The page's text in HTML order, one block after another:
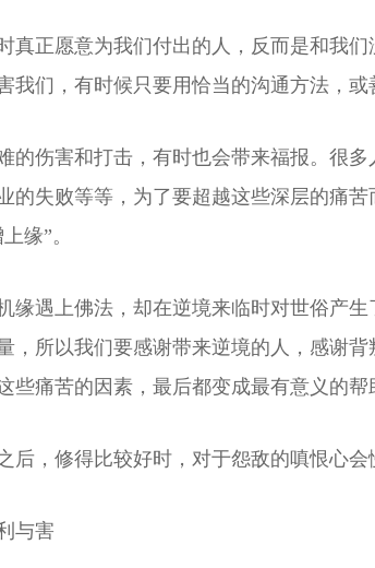
真正愿意为我们付出的人，反而是和我
我们，有时候只要用恰当的沟通方法，
的伤害和打击，有时也会带来福报。很
的失败等等，为了要超越这些深层的痛
缘”。
缘遇上佛法，却在逆境来临时对世俗产
，所以我们要感谢带来逆境的人，感谢
些痛苦的因素，最后都变成最有意义的帮
后，修得比较好时，对于怨敌的嗔恨心会
与害